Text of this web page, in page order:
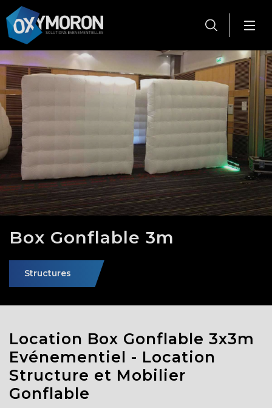
Box Gonflable 3m
Structures
Location Box Gonflable 3x3m
Evénementiel - Location
Structure et Mobilier
Gonflable
Panneau de gestion des cookies